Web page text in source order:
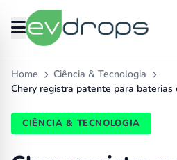
Home
Ciência & Tecnologia
Chery registra patente para baterias
CIÊNCIA & TECNOLOGIA